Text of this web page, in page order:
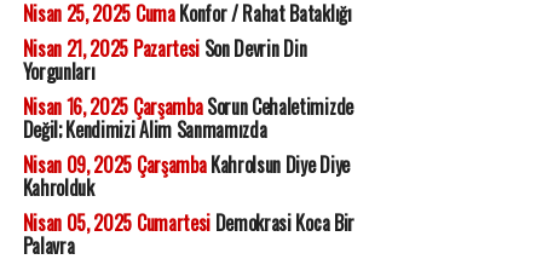
Nisan 25, 2025 CumaKonfor / Rahat Bataklığı
Nisan 21, 2025 PazartesiSon Devrin Din
Yorgunları
Nisan 16, 2025 ÇarşambaSorun Cehaletimizde
Değil; Kendimizi Alim Sanmamızda
Nisan 09, 2025 ÇarşambaKahrolsun Diye Diye
Kahrolduk
Nisan 05, 2025 CumartesiDemokrasi Koca Bir
Palavra